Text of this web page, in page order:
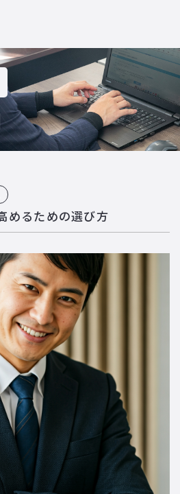
会社M's BASE
563-0057
槻木町7-11津田ビル2F
072-736-9450
日｜水曜日
私たちについて
不動産コンサル
消防設備点検
お問い合わせ
めるための選び方